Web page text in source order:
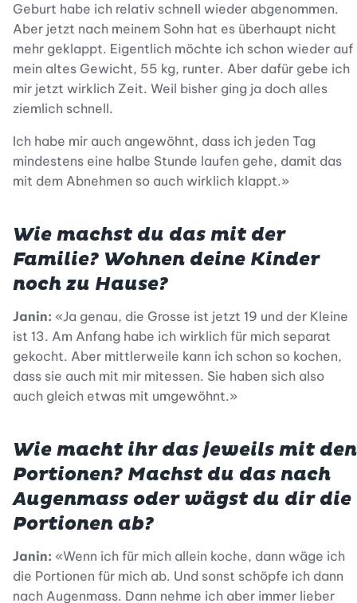
Geburt habe ich relativ schnell wieder abgenommen.
Aber jetzt nach meinem Sohn hat es überhaupt nicht
mehr geklappt. Eigentlich möchte ich schon wieder auf
mein altes Gewicht, 55 kg, runter. Aber dafür gebe ich
mir jetzt wirklich Zeit. Weil bisher ging ja doch alles
ziemlich schnell.
Ich habe mir auch angewöhnt, dass ich jeden Tag
mindestens eine halbe Stunde laufen gehe, damit das
mit dem Abnehmen so auch wirklich klappt.»
Wie machst du das mit der
Familie? Wohnen deine Kinder
noch zu Hause?
Janin: «Ja genau, die Grosse ist jetzt 19 und der Kleine
ist 13. Am Anfang habe ich wirklich für mich separat
gekocht. Aber mittlerweile kann ich schon so kochen,
dass sie auch mit mir mitessen. Sie haben sich also
auch gleich etwas mit umgewöhnt.»
Wie macht ihr das jeweils mit den
Portionen? Machst du das nach
Augenmass oder wägst du dir die
Portionen ab?
Janin: «Wenn ich für mich allein koche, dann wäge ich
die Portionen für mich ab. Und sonst schöpfe ich dann
nach Augenmass. Dann nehme ich aber immer lieber